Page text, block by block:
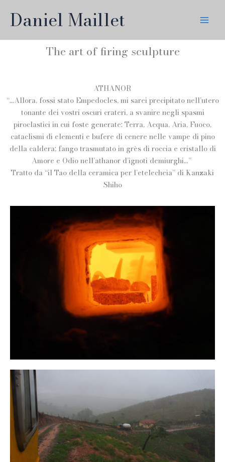
contentDaniel Maillet
The art of firing sculpture
ATHANOR
“…Allora, fossi stato Empedocles, mi sarei precipitato nell’utero
tonante dei vostri oscuri crateri, a svanire negli spasmi
piroclastici in cui foste generate: Terra, Acqua, Aria, Fuoco,
cataclismi di elementi e bufere di cenere nelle vampe di pino
della caldera; fango trasmutato in grès di roccia e cristallo di
Amore e Odio nell’athanor d’ignoti demiurghi…”
Tratto da “il Tao della ceramica per l’etelecheia” di Kanzaki
Shiho